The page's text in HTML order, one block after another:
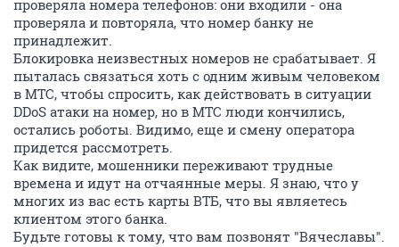
проверяла номера телефонов: они входили - она
проверяла и повторяла, что номер банку не
принадлежит.
Блокировка неизвестных номеров не срабатывает. Я
пыталась связаться хоть с одним живым человеком
в МТС, чтобы спросить, как действовать в ситуации
DDoS атаки на номер, но в МТС люди кончились,
остались роботы. Видимо, еще и смену оператора
придется рассмотреть.
Как видите, мошенники переживают трудные
времена и идут на отчаянные меры. Я знаю, что у
многих из вас есть карты ВТБ, что вы являетесь
клиентом этого банка.
Будьте готовы к тому, что вам позвонят "Вячеславы".